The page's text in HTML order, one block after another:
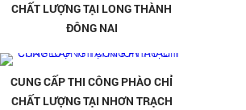
CHẤT LƯỢNG TẠI LONG THÀNH
ĐÔNG NAI
CUNG CẤP THI CÔNG PHÀO CHỈ
CHẤT LƯỢNG TẠI NHƠN TRẠCH